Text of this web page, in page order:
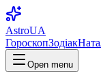
AstroUA
ГороскопЗодіак
Open menu